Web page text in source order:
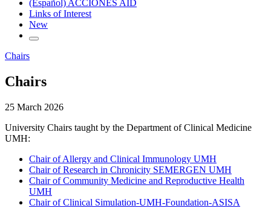
(Español) ACCIONES AID
Links of Interest
New
Chairs
Chairs
25 March 2026
University Chairs taught by the Department of Clinical Medicine
UMH:
Chair of Allergy and Clinical Immunology UMH
Chair of Research in Chronicity SEMERGEN UMH
Chair of Community Medicine and Reproductive Health
UMH
Chair of Clinical Simulation-UMH-Foundation-ASISA